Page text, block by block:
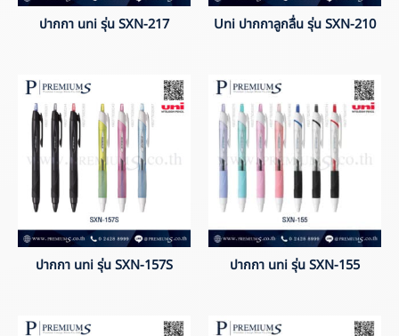
ปากกา uni รุ่น SXN-217 Uni ปากกาลูกลื่น รุ่น SXN-210
ปากกา uni รุ่น SXN-157S ปากกา uni รุ่น SXN-155